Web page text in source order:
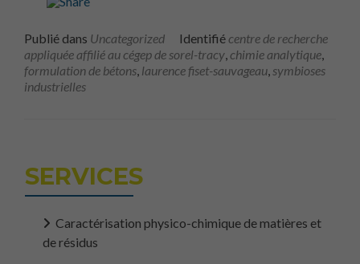
Publié dans Uncategorized Identifiécentre de recherche
appliquée affilié au cégep de sorel-tracy chimie analytique
formulation de bétons laurence fiset-sauvageau symbioses
industrielles
SERVICES
Caractérisation physico-chimique de matières et
de résidus
fonction de la
façon dont le
site Web est
utilisé.
visitez notre